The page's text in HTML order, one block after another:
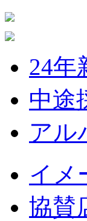
24年
中途
アル
イメ
協賛